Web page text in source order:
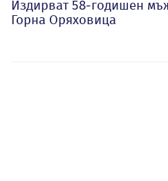
Издирват 58-годишен
Горна Оряховица